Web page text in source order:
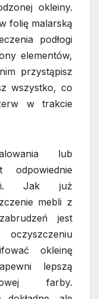
okleiny.
folię malarską
podłogi
elementów,
przystąpisz
wszystko, co
w trakcie
lub
odpowiednie
Jak już
mebli z
jest
okleinę
lepszą
farby.